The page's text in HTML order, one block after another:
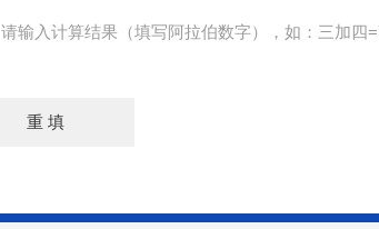
请输入计算结果（填写阿拉伯数字），如：三加四